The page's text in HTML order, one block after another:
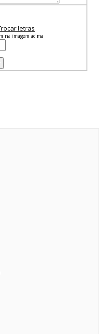
letras
na imagem acima